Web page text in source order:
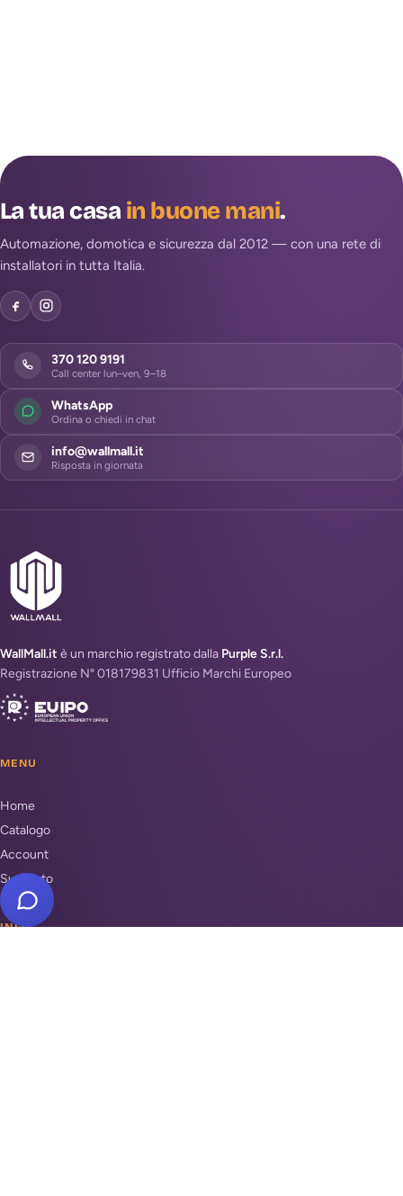
La tua casain buone mani.
Automazione, domotica e sicurezza dal 2012 — con una rete di
installatori in tutta Italia.
370 120 9191
Call center lun–ven, 9–18
WhatsApp
Ordina o chiedi in chat
info@wallmall.it
Risposta in giornata
WallMall.it è un marchio registrato dalla Purple S.r.l.
Registrazione N° 018179831 Ufficio Marchi Europeo
MENU
Home
Catalogo
Account
Supporto
INFO